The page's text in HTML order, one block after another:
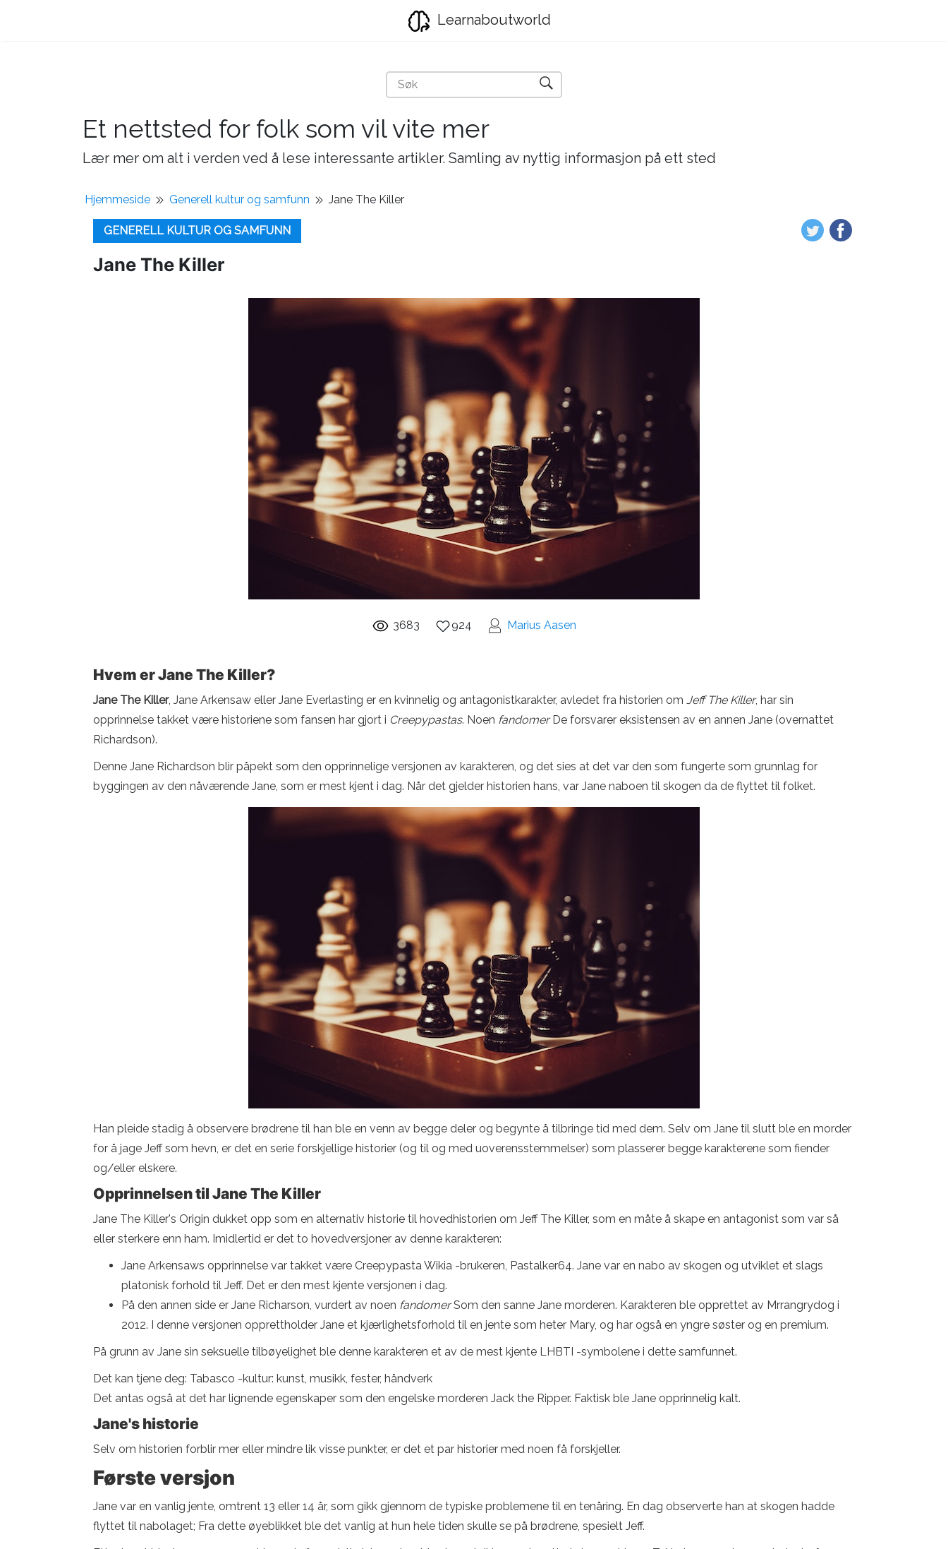
Learnaboutworld
Et nettsted for folk som vil vite mer
Lær mer om alt i verden ved å lese interessante artikler. Samling av nyttig informasjon på ett sted
Hjemmeside Generell kultur og samfunn Jane The Killer
GENERELL KULTUR OG SAMFUNN
Jane The Killer
3683 924 Marius Aasen
Hvem er Jane The Killer?
Jane The Killer, Jane Arkensaw eller Jane Everlasting er en kvinnelig og antagonistkarakter, avledet fra historien om Jeff The Killer, har sin
opprinnelse takket være historiene som fansen har gjort i Creepypastas. Noen fandomerDe forsvarer eksistensen av en annen Jane (overnattet
Richardson).
Denne Jane Richardson blir påpekt som den opprinnelige versjonen av karakteren, og det sies at det var den som fungerte som grunnlag for
byggingen av den nåværende Jane, som er mest kjent i dag. Når det gjelder historien hans, var Jane naboen til skogen da de flyttet til folket.
Han pleide stadig å observere brødrene til han ble en venn av begge deler og begynte å tilbringe tid med dem. Selv om Jane til slutt ble en morder
for å jage Jeff som hevn, er det en serie forskjellige historier (og til og med uoverensstemmelser) som plasserer begge karakterene som fiender
og/eller elskere.
Opprinnelsen til Jane The Killer
Jane The Killer's Origin dukket opp som en alternativ historie til hovedhistorien om Jeff The Killer, som en måte å skape en antagonist som var så
eller sterkere enn ham. Imidlertid er det to hovedversjoner av denne karakteren:
Jane Arkensaws opprinnelse var takket være Creepypasta Wikia -brukeren, Pastalker64. Jane var en nabo av skogen og utviklet et slags
platonisk forhold til Jeff. Det er den mest kjente versjonen i dag.
På den annen side er Jane Richarson, vurdert av noen fandomerSom den sanne Jane morderen. Karakteren ble opprettet av Mrrangrydog i
2012. I denne versjonen opprettholder Jane et kjærlighetsforhold til en jente som heter Mary, og har også en yngre søster og en premium.
På grunn av Jane sin seksuelle tilbøyelighet ble denne karakteren et av de mest kjente LHBTI -symbolene i dette samfunnet.
Det kan tjene deg: Tabasco -kultur: kunst, musikk, fester, håndverk
Det antas også at det har lignende egenskaper som den engelske morderen Jack the Ripper. Faktisk ble Jane opprinnelig kalt.
Jane's historie
Selv om historien forblir mer eller mindre lik visse punkter, er det et par historier med noen få forskjeller.
Første versjon
Jane var en vanlig jente, omtrent 13 eller 14 år, som gikk gjennom de typiske problemene til en tenåring. En dag observerte han at skogen hadde
flyttet til nabolaget; Fra dette øyeblikket ble det vanlig at hun hele tiden skulle se på brødrene, spesielt Jeff.